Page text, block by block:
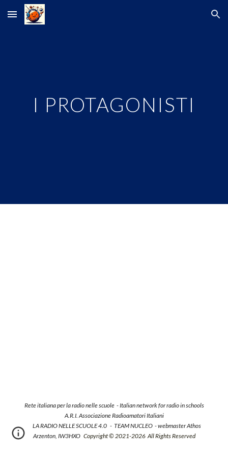
Skip to main content Skip to navigation
I PROTAGONISTI
Rete italiana per la radio nelle scuole -Italian network for radio in schools
A.R.I. Associazione Radioamatori Italiani
LA RADIO NELLE SCUOLE 4.0 - TEAM NUCLEO - webmaster Athos
Arzenton, IW3HXO Copyright ©2021-2026All Rights Reserved